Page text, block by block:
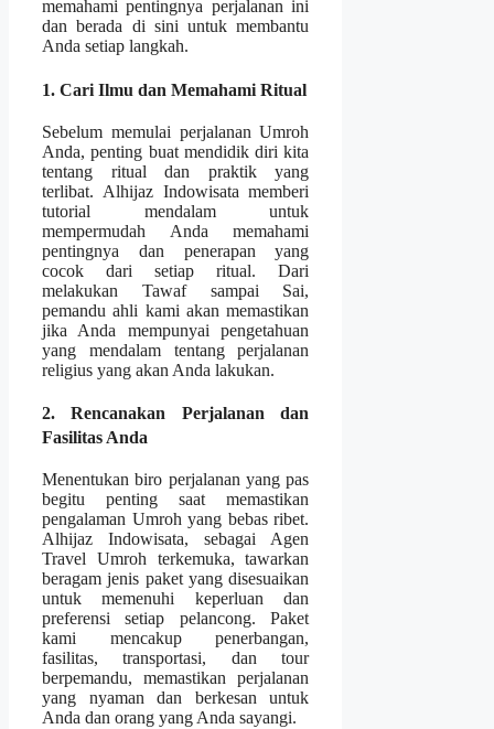
memahami pentingnya perjalanan ini
dan berada di sini untuk membantu
Anda setiap langkah.
1. Cari Ilmu dan Memahami Ritual
Sebelum memulai perjalanan Umroh
Anda, penting buat mendidik diri kita
tentang ritual dan praktik yang
terlibat. Alhijaz Indowisata memberi
tutorial mendalam untuk
mempermudah Anda memahami
pentingnya dan penerapan yang
cocok dari setiap ritual. Dari
melakukan Tawaf sampai Sai,
pemandu ahli kami akan memastikan
jika Anda mempunyai pengetahuan
yang mendalam tentang perjalanan
religius yang akan Anda lakukan.
2. Rencanakan Perjalanan dan
Fasilitas Anda
Menentukan biro perjalanan yang pas
begitu penting saat memastikan
pengalaman Umroh yang bebas ribet.
Alhijaz Indowisata, sebagai Agen
Travel Umroh terkemuka, tawarkan
beragam jenis paket yang disesuaikan
untuk memenuhi keperluan dan
preferensi setiap pelancong. Paket
kami mencakup penerbangan,
fasilitas, transportasi, dan tour
berpemandu, memastikan perjalanan
yang nyaman dan berkesan untuk
Anda dan orang yang Anda sayangi.